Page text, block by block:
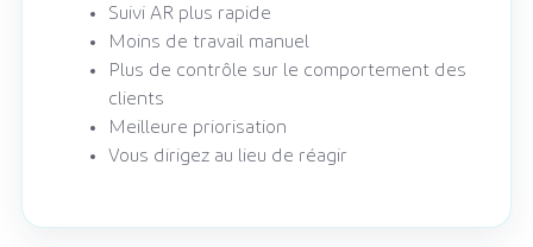
Suivi AR plus rapide
Moins de travail manuel
Plus de contrôle sur le comportement des
clients
Meilleure priorisation
Vous dirigez au lieu de réagir